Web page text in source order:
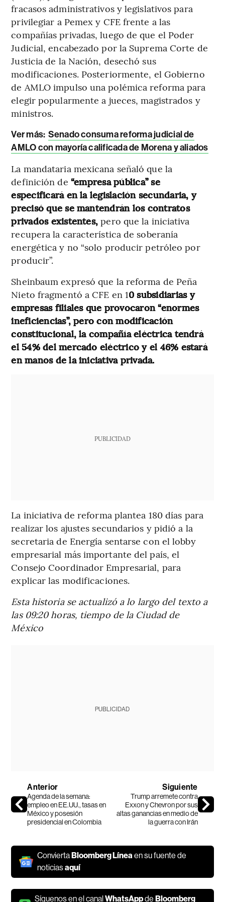
fracasos administrativos y legislativos para
privilegiar a Pemex y CFE frente a las
compañías privadas, luego de que el Poder
Judicial, encabezado por la Suprema Corte de
Justicia de la Nación, desechó sus
modificaciones. Posteriormente, el Gobierno
de AMLO impulso una polémica reforma para
elegir popularmente a jueces, magistrados y
ministros.
Ver más: Senado consuma reforma judicial de
AMLO con mayoría calificada de Morena y aliados
La mandataria mexicana señaló que la
definición de “empresa pública” se
especificará en la legislación secundaria, y
precisó que se mantendrán los contratos
privados existentes, pero que la iniciativa
recupera la característica de soberanía
energética y no “solo producir petróleo por
producir”.
Sheinbaum expresó que la reforma de Peña
Nieto fragmentó a CFE en 10 subsidiarias y
empresas filiales que provocaron “enormes
ineficiencias”, pero con modificación
constitucional, la compañía eléctrica tendrá
el 54% del mercado eléctrico y el 46% estará
en manos de la iniciativa privada.
PUBLICIDAD
La iniciativa de reforma plantea 180 días para
realizar los ajustes secundarios y pidió a la
secretaria de Energía sentarse con el lobby
empresarial más importante del país, el
Consejo Coordinador Empresarial, para
explicar las modificaciones.
Esta historia se actualizó a lo largo del texto a
las 09:20 horas, tiempo de la Ciudad de
México
PUBLICIDAD
Anterior
Agenda de la semana:
empleo en EE.UU., tasas en
México y posesión
presidencial en Colombia
Siguiente
Trump arremete contra
Exxon y Chevron por sus
altas ganancias en medio de
la guerra con Irán
ConviertaBloomberg Líneaen su fuente de
noticiasaquí
Síguenos en el canalWhatsAppdeBloomberg